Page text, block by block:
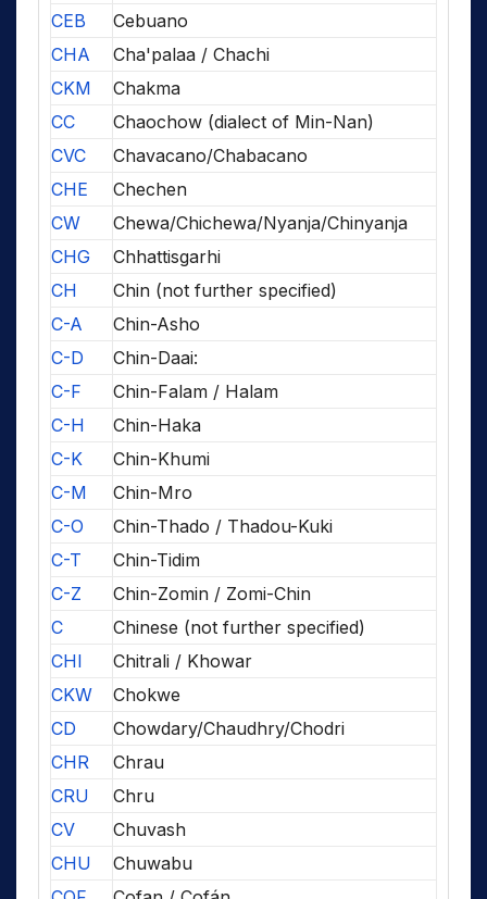
CEB
Cebuano
CHA
Cha'palaa / Chachi
CKM
Chakma
CC
Chaochow (dialect of Min-Nan)
CVC
Chavacano/Chabacano
CHE
Chechen
CW
Chewa/Chichewa/Nyanja/Chinyanja
CHG
Chhattisgarhi
CH
Chin (not further specified)
C-A
Chin-Asho
C-D
Chin-Daai:
C-F
Chin-Falam / Halam
C-H
Chin-Haka
C-K
Chin-Khumi
C-M
Chin-Mro
C-O
Chin-Thado / Thadou-Kuki
C-T
Chin-Tidim
C-Z
Chin-Zomin / Zomi-Chin
C
Chinese (not further specified)
CHI
Chitrali / Khowar
CKW
Chokwe
CD
Chowdary/Chaudhry/Chodri
CHR
Chrau
CRU
Chru
CV
Chuvash
CHU
Chuwabu